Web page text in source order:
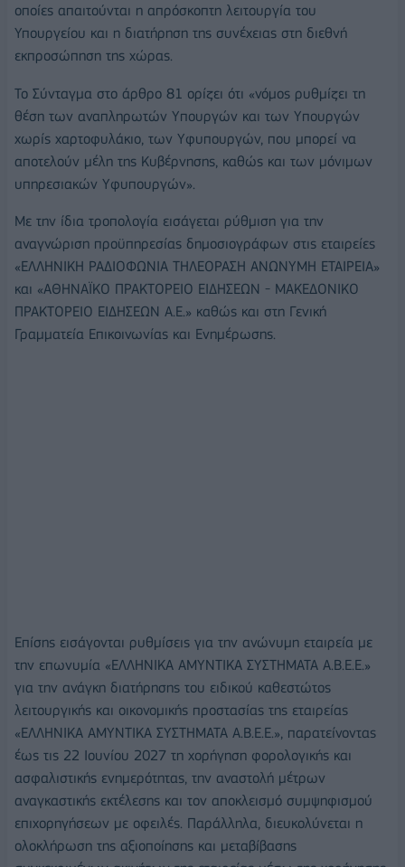
οποίες απαιτούνται η απρόσκοπτη λειτουργία του
Υπουργείου και η διατήρηση της συνέχειας στη διεθνή
εκπροσώπηση της χώρας.
Το Σύνταγμα στο άρθρο 81 ορίζει ότι «νόμος ρυθμίζει τη
θέση των αναπληρωτών Yπουργών και των Yπουργών
χωρίς χαρτοφυλάκιο, των Yφυπουργών, που μπορεί να
αποτελούν μέλη της Kυβέρνησης, καθώς και των μόνιμων
υπηρεσιακών Yφυπουργών».
Με την ίδια τροπολογία εισάγεται ρύθμιση για την
αναγνώριση προϋπηρεσίας δημοσιογράφων στις εταιρείες
«ΕΛΛΗΝΙΚΗ ΡΑΔΙΟΦΩΝΙΑ ΤΗΛΕΟΡΑΣΗ ΑΝΩΝΥΜΗ ΕΤΑΙΡΕΙΑ»
και «ΑΘΗΝΑΪΚΟ ΠΡΑΚΤΟΡΕΙΟ ΕΙΔΗΣΕΩΝ - ΜΑΚΕΔΟΝΙΚΟ
ΠΡΑΚΤΟΡΕΙΟ ΕΙΔΗΣΕΩΝ Α.Ε.» καθώς και στη Γενική
Γραμματεία Επικοινωνίας και Ενημέρωσης.
Επίσης εισάγονται ρυθμίσεις για την ανώνυμη εταιρεία με
την επωνυμία «ΕΛΛΗΝΙΚΑ ΑΜΥΝΤΙΚΑ ΣΥΣΤΗΜΑΤΑ Α.Β.Ε.Ε.»
για την ανάγκη διατήρησης του ειδικού καθεστώτος
λειτουργικής και οικονομικής προστασίας της εταιρείας
«ΕΛΛΗΝΙΚΑ ΑΜΥΝΤΙΚΑ ΣΥΣΤΗΜΑΤΑ Α.Β.Ε.Ε.», παρατείνοντας
έως τις 22 Ιουνίου 2027 τη χορήγηση φορολογικής και
ασφαλιστικής ενημερότητας, την αναστολή μέτρων
αναγκαστικής εκτέλεσης και τον αποκλεισμό συμψηφισμού
επιχορηγήσεων με οφειλές. Παράλληλα, διευκολύνεται η
ολοκλήρωση της αξιοποίησης και μεταβίβασης